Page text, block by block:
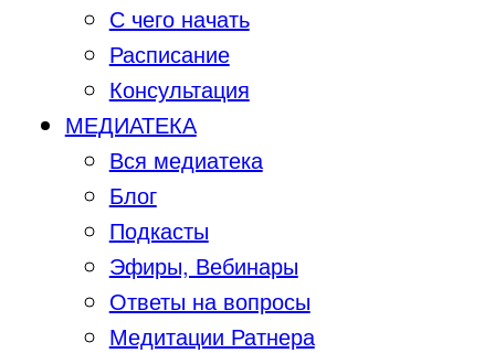
С чего начать
Расписание
Консультация
МЕДИАТЕКА
Вся медиатека
Блог
Подкасты
Эфиры, Вебинары
Ответы на вопросы
Медитации Ратнера